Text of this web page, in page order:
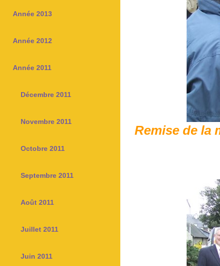
Année 2013
Année 2012
Année 2011
Décembre 2011
Novembre 2011
Octobre 2011
Septembre 2011
Août 2011
Juillet 2011
Juin 2011
Remise de la